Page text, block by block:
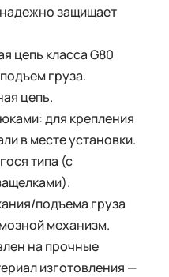
защищает
цепь класса G80
груза.
цепь.
для крепления
в месте установки.
типа (с
подъема груза
механизм.
на прочные
изготовления —